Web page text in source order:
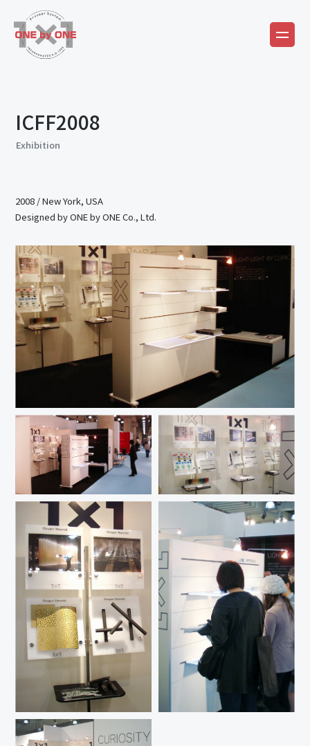
ICFF2008
Exhibition
2008 /New York, USA
Designed by ONE by ONE Co., Ltd.